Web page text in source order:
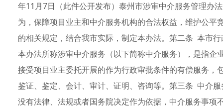
年11月7日（此件公开发布）泰州市涉审中介服务管理
为，保障项目业主和中介服务机构的合法权益，维护公
的相关规定，结合我市实际，制定本办法。第二条 本市
本办法所称涉审中介服务（以下简称中介服务），是指
接受项目业主委托开展的作为行政审批条件的有偿服务
鉴证、鉴定、会计、审计、证明、咨询等。第三条 中介
没有法律、法规或者国务院决定作为依据，中介服务事